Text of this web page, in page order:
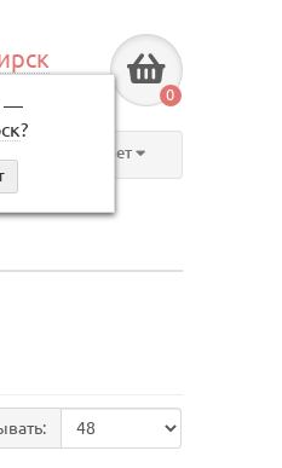
—
?
18:00
0
Личный кабинет